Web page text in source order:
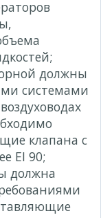
должны
системами
клапана с
EI 90;
должна